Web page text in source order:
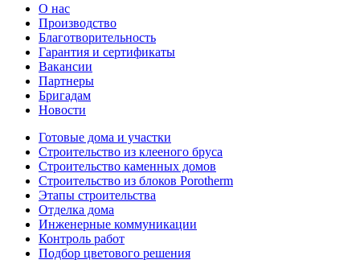
О нас
Производство
Благотворительность
Гарантия и сертификаты
Вакансии
Партнеры
Бригадам
Новости
Готовые дома и участки
Строительство из клееного бруса
Строительство каменных домов
Строительство из блоков Porotherm
Этапы строительства
Отделка дома
Инженерные коммуникации
Контроль работ
Подбор цветового решения